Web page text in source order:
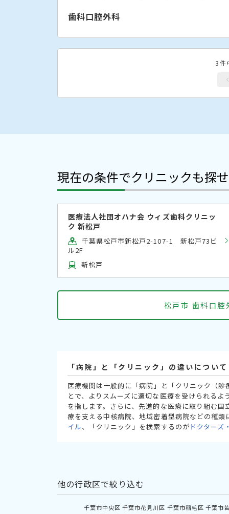
歯科口腔外科
3件
現在の条件でクリニックも探
医療法人社団オハナ会 ウィズ歯科クリニッ
ク 新松戸
千葉県松戸市新松戸2-107-1 新松戸73ビ
ル2F
新松戸
松戸市 歯科口腔
「病院」と「クリニック」の違いについて
医療機関は一般的に「病院」と「クリニック（
とで、よりスムーズに適切な医療を受けられる
を指します。さらに、先進的な医療に取り組む
療を支える中核病院、地域密着型病院などの種
イル、「クリニック」を検索するのが ドクターズ
他の行政区で絞り込む
千葉市中央区 千葉市花見川区 千葉市稲毛区 千葉市